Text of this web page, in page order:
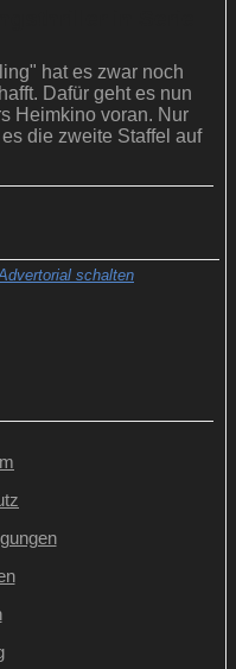
hat es zwar noch
Dafür geht es nun
Heimkino voran. Nur
die zweite Staffel auf
schalten